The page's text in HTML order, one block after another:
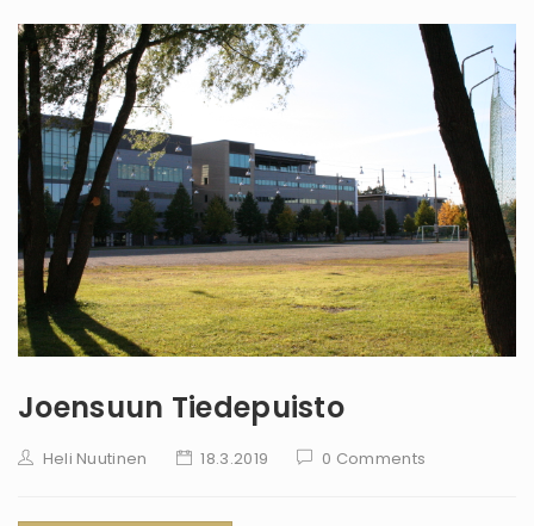
Joensuun Tiedepuisto
Heli Nuutinen 18.3.2019 0 Comments